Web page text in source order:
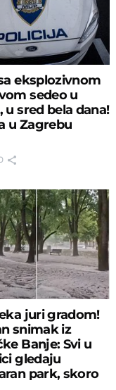
eksplozivnom
sedeo u
u sred bela dana!
u Zagrebu
juri gradom!
snimak iz
Banje: Svi u
gledaju
park, skoro